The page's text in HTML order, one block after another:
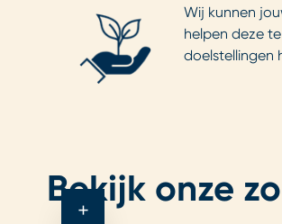
Wij kunnen
helpen deze
doelstellingen
Bekijk onze
+